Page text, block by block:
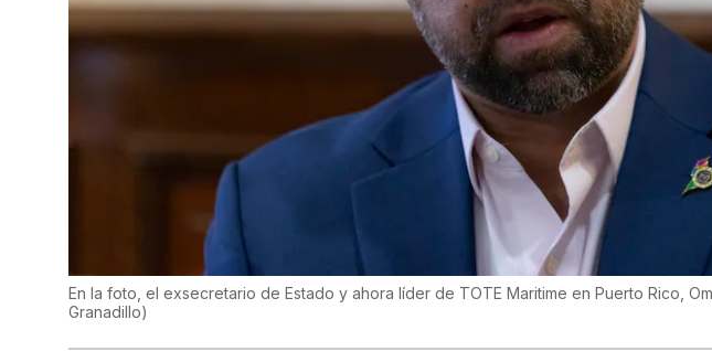
En la foto, el exsecretario de Estado y ahora líder de TOTE Maritime en Puerto Rico,
Granadillo)